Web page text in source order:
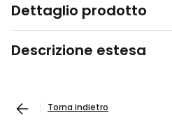
Dettaglio prodotto
Descrizione estesa
Torna indietro